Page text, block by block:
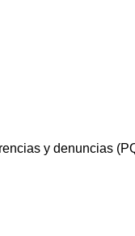
y denuncias